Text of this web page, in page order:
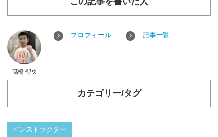
髙橋 聖央
プロフィール 記事一覧
カテゴリー/タグ
インストラクター